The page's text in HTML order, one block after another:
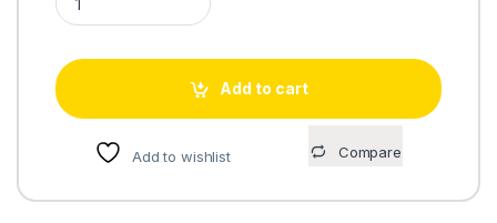
Add to cart
Add to wishlist Compare